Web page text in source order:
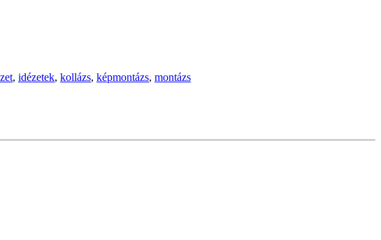
, idézetek, kollázs, képmontázs, montázs